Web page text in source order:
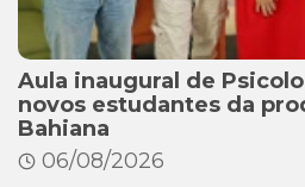
Aula inaugural de
novos estudantes da
Bahiana
06/08/2026